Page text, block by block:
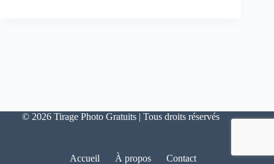
© 2026 Tirage Photo Gratuits | Tous droits réservés
Accueil À propos Contact